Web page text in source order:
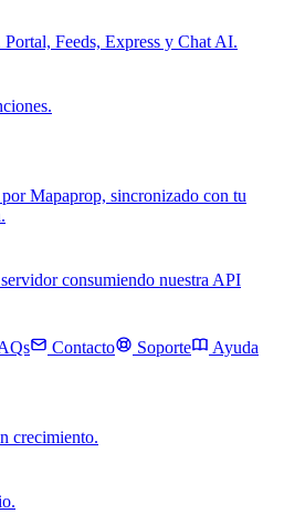
Feeds, Express y Chat AI.
Mapaprop, sincronizado con tu
consumiendo nuestra API
Contacto Soporte Ayuda
crecimiento.